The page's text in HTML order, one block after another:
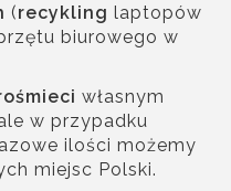
(recykling laptopów
biurowego w
własnym
w przypadku
ilości możemy
miejsc Polski.